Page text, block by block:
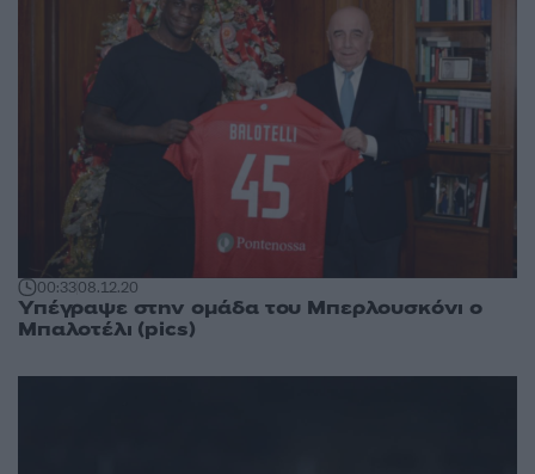
00:3308.12.20
Υπέγραψε στην ομάδα του Μπερλουσκόνι ο
Μπαλοτέλι (pics)